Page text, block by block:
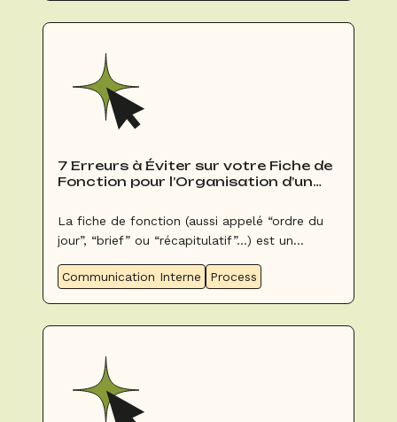
7 Erreurs à Éviter sur votre Fiche de
Fonction pour l’Organisation d’un
La fiche de fonction (aussi appelé “ordre du
jour”, “brief” ou “récapitulatif”...) est un
déroulement d’un événement. C’est un
Communication Interne Process